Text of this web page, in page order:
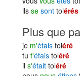
ilssesont tolérés
Plus que
je m'étais toléré
tut'étais toléré
ils'était toléré